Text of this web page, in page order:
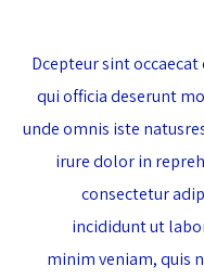
Dcepteur sint
qui officia deserunt
unde omnis iste
irure dolor in
consectetur
incididunt ut
minim veniam, quis